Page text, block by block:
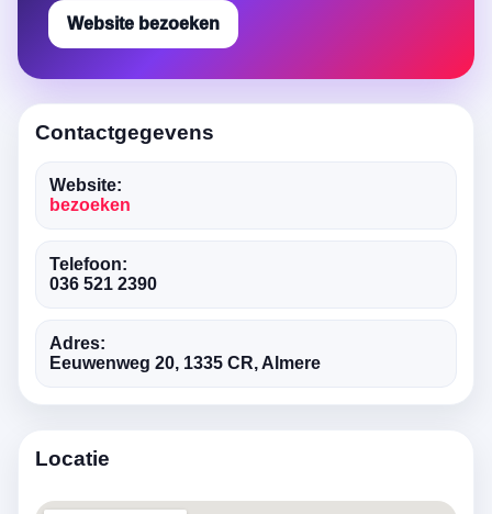
Website bezoeken
Contactgegevens
Website:
bezoeken
Telefoon:
036 521 2390
Adres:
Eeuwenweg 20, 1335 CR, Almere
Locatie